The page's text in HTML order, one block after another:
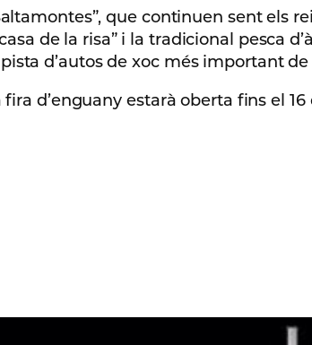
que continuen sent els
de la risa” i la tradicional pesca
d’autos de xoc més important
d’enguany estarà oberta fins el 16